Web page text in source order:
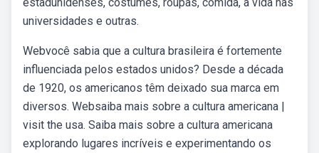
universidades e outras.
Webvocê sabia que a cultura brasileira é fortemente
influenciada pelos estados unidos? Desde a década
de 1920, os americanos têm deixado sua marca em
diversos. Websaiba mais sobre a cultura americana |
visit the usa. Saiba mais sobre a cultura americana
explorando lugares incríveis e experimentando os